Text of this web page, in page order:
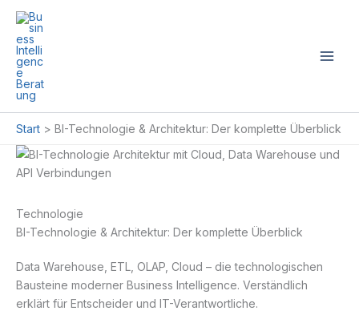
Zum
Inhalt
springen
Start BI-Technologie & Architektur: Der komplette Überblick
Technologie
BI-Technologie & Architektur: Der komplette Überblick
Data Warehouse, ETL, OLAP, Cloud – die technologischen
Bausteine moderner Business Intelligence. Verständlich
erklärt für Entscheider und IT-Verantwortliche.